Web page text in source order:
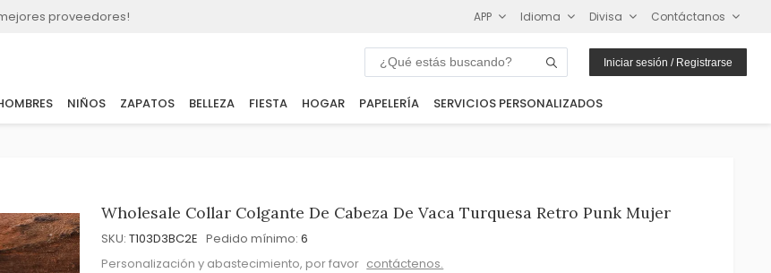
proveedores! APP Idioma Divisa Contáctanos
Iniciar sesión / Registrarse
NIÑOS ZAPATOS BELLEZA FIESTA HOGAR PAPELERÍA SERVICIOS PERSONALIZADOS
Wholesale Collar Colgante De Cabeza De Vaca Turquesa Retro Punk Mujer
SKU: T103D3BC2E Pedido mínimo: 6
Personalización y abastecimiento, por favor contáctenos.